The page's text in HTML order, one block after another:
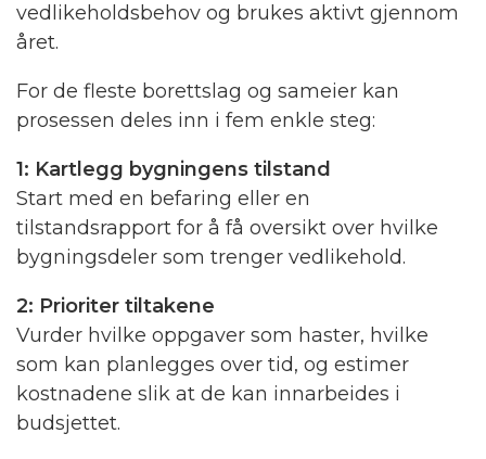
vedlikeholdsbehov og brukes aktivt gjennom
året.
For de fleste borettslag og sameier kan
prosessen deles inn i fem enkle steg:
1: Kartlegg bygningens tilstand
Start med en befaring eller en
tilstandsrapport for å få oversikt over hvilke
bygningsdeler som trenger vedlikehold.
2: Prioriter tiltakene
Vurder hvilke oppgaver som haster, hvilke
som kan planlegges over tid, og estimer
kostnadene slik at de kan innarbeides i
budsjettet.